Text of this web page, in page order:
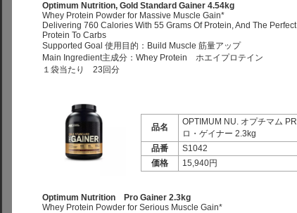
Optimum Nutrition, Gold Standard Gainer 4.54kg
Whey Protein Powder for Massive Muscle Gain*
Delivering 760 Calories With 55 Grams Of Protein, And The
Protein To Carbs
Supported Goal 使用目的：Build Muscle 筋量アップ
Main Ingredient主成分：Whey Protein ホエイプロテイン
１袋当たり 23回分
品名
OPTIMUM NU. オプチマム
ロ・ゲイナー 2.3kg
品番
S1042
価格
15,940円
Optimum Nutrition Pro Gainer 2.3kg
Whey Protein Powder for Serious Muscle Gain*